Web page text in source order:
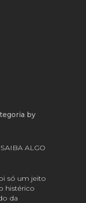
by
ALGO
só um jeito
histérico
da